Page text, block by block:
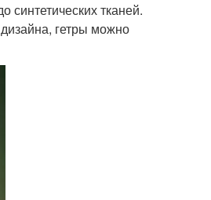
тканей.
гетры можно